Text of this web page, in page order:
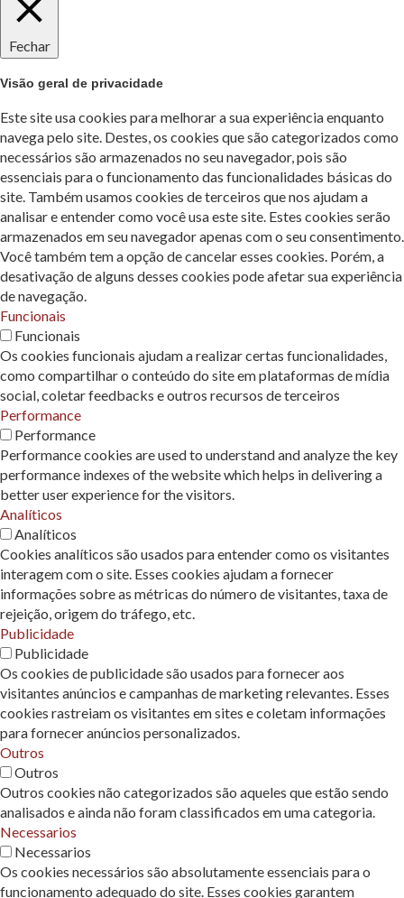
Fechar
Visão geral de privacidade
Este site usa cookies para melhorar a sua experiência enquanto
navega pelo site. Destes, os cookies que são categorizados como
necessários são armazenados no seu navegador, pois são
essenciais para o funcionamento das funcionalidades básicas do
site. Também usamos cookies de terceiros que nos ajudam a
analisar e entender como você usa este site. Estes cookies serão
armazenados em seu navegador apenas com o seu consentimento.
Você também tem a opção de cancelar esses cookies. Porém, a
desativação de alguns desses cookies pode afetar sua experiência
de navegação.
Funcionais
Funcionais
Os cookies funcionais ajudam a realizar certas funcionalidades,
como compartilhar o conteúdo do site em plataformas de mídia
social, coletar feedbacks e outros recursos de terceiros
Performance
Performance
Performance cookies are used to understand and analyze the key
performance indexes of the website which helps in delivering a
better user experience for the visitors.
Analíticos
Analíticos
Cookies analíticos são usados ​​para entender como os visitantes
interagem com o site. Esses cookies ajudam a fornecer
informações sobre as métricas do número de visitantes, taxa de
rejeição, origem do tráfego, etc.
Publicidade
Publicidade
Os cookies de publicidade são usados ​​para fornecer aos
visitantes anúncios e campanhas de marketing relevantes. Esses
cookies rastreiam os visitantes em sites e coletam informações
para fornecer anúncios personalizados.
Outros
Outros
Outros cookies não categorizados são aqueles que estão sendo
analisados ​​e ainda não foram classificados em uma categoria.
Necessarios
Necessarios
Os cookies necessários são absolutamente essenciais para o
funcionamento adequado do site. Esses cookies garantem